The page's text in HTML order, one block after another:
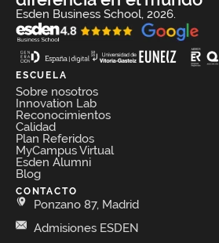
Esden Business School, 2026.
ESCUELA
Sobre nosotros
Innovation Lab
Reconocimientos
Calidad
Plan Referidos
MyCampus Virtual
Esden Alumni
Blog
CONTACTO
Ponzano 87, Madrid
Admisiones ESDEN